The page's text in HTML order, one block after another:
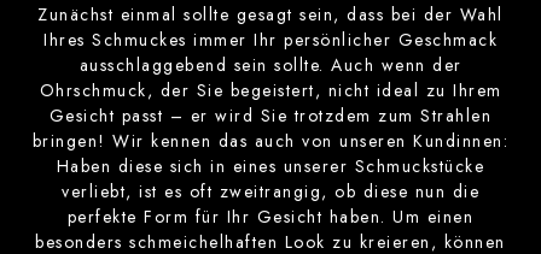
Zunächst einmal sollte gesagt sein, dass bei der Wahl
Ihres Schmuckes immer Ihr persönlicher Geschmack
ausschlaggebend sein sollte. Auch wenn der
Ohrschmuck, der Sie begeistert, nicht ideal zu Ihrem
Gesicht passt – er wird Sie trotzdem zum Strahlen
bringen! Wir kennen das auch von unseren Kundinnen:
Haben diese sich in eines unserer Schmuckstücke
verliebt, ist es oft zweitrangig, ob diese nun die
perfekte Form für Ihr Gesicht haben. Um einen
besonders schmeichelhaften Look zu kreieren, können